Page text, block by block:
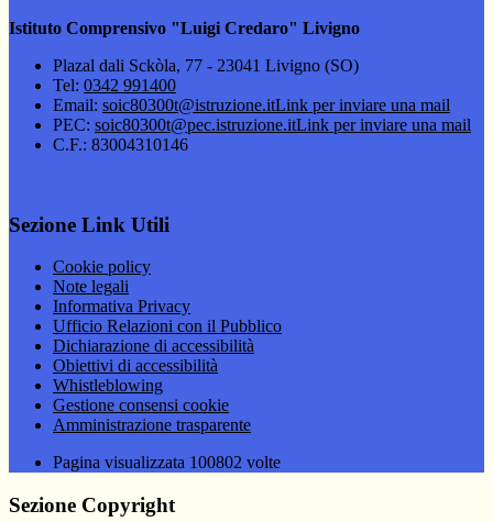
Istituto Comprensivo "Luigi Credaro" Livigno
Plazal dali Sckòla, 77 - 23041 Livigno (SO)
Tel: 0342 991400
Email: soic80300t@istruzione.itLink per inviare una mail
PEC: soic80300t@pec.istruzione.itLink per inviare una mail
C.F.: 83004310146
Sezione Link Utili
Cookie policy
Note legali
Informativa Privacy
Ufficio Relazioni con il Pubblico
Dichiarazione di accessibilità
Obiettivi di accessibilità
Whistleblowing
Gestione consensi cookie
Amministrazione trasparente
Pagina visualizzata 100802 volte
Sezione Copyright